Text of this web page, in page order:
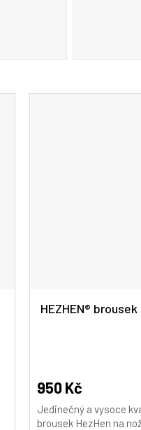
HEZHEN®
produktu
je
5,0
z
950 Kč
Jedinečný a vysoce
brousek HezHen na